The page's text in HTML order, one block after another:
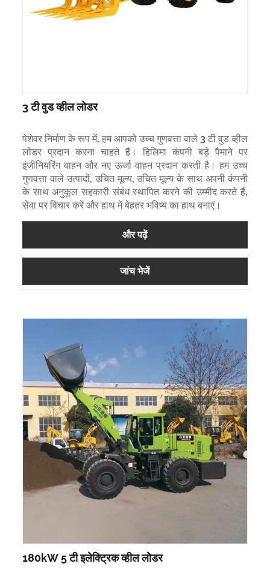
3 टी वुड व्हील लोडर
पेशेवर निर्माण के रूप में, हम आपको उच्च गुणवत्ता वाले 3 टी वुड व्हील
लोडर प्रदान करना चाहते हैं। हिलिमा कंपनी बड़े पैमाने पर
इंजीनियरिंग वाहन और नए ऊर्जा वाहन प्रदान करती है। हम उच्च
गुणवत्ता वाले उत्पादों, उचित मूल्य, उचित मूल्य के साथ अपनी कंपनी
के साथ अनुकूल सहकारी संबंध स्थापित करने की उम्मीद करते हैं,
सेवा पर विचार करें और हाथ में बेहतर भविष्य का हाथ बनाएं।
और पढ़ें
जांच भेजें
180kW 5 टी इलेक्ट्रिक व्हील लोडर